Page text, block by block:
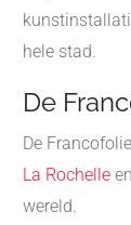
hele stad.
De
De
La Rochelle
wereld.